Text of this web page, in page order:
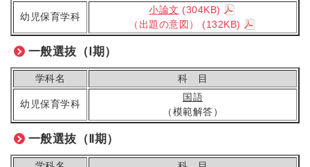
幼児保育学科
小論文 (304KB)
（出題の意図）
(132KB)
一般選抜（Ⅰ期）
学科名 科 目
幼児保育学科
国語
（模範解答）
一般選抜（Ⅱ期）